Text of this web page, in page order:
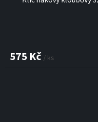
575 Kč / ks